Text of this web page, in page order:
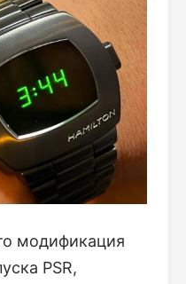
модификация
PSR,